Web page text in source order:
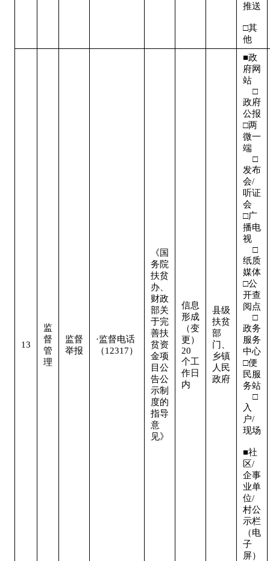
推送
□其
他
13
监
督
管
理
监督
举报
·监督电话
（12317）
《国
务院
扶贫
办、
财政
部关
于完
善扶
贫资
金项
目公
告公
示制
度的
指导
意
见》
信息
形成
（变
更）
20
个工
作日
内
县级
扶贫
部
门、
乡镇
人民
政府
■政
府网
站
□
政府
公报
□两
微一
端
□
发布
会/
听证
会
□广
播电
视
□
纸质
媒体
□公
开查
阅点
□
政务
服务
中心
□便
民服
务站
□
入
户/
现场
■社
区/
企事
业单
位/
村公
示栏
（电
子
屏）